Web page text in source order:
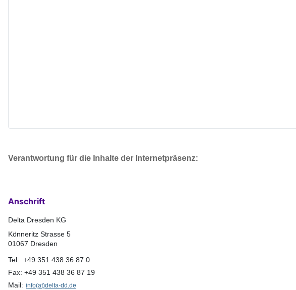
Verantwortung für die Inhalte der Internetpräsenz:
Anschrift
Delta Dresden KG
Könneritz Strasse 5
01067 Dresden
Tel: +49 351 438 36 87 0
Fax: +49 351 438 36 87 19
Mail: info(at)delta-dd.de